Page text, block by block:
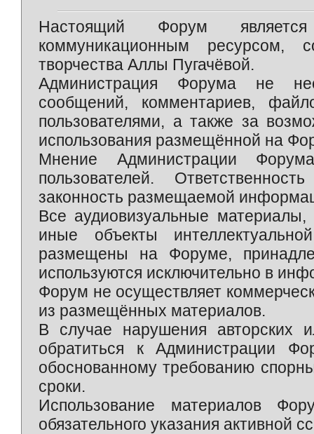
Настоящий Форум является
коммуникационным ресурсом,
творчества Аллы Пугачёвой.
Администрация Форума не
сообщений, комментариев,
пользователями, а также за
использования размещённой на
Мнение Администрации
пользователей.
законность размещаемой
Все аудиовизуальные
иные объекты
размещены на Форуме,
используются исключительно в
Форум не осуществляет
из размещённых материалов.
В случае нарушения авторских
обратиться к Администрации
обоснованному требованию
сроки.
Использование материалов
обязательного указания активной